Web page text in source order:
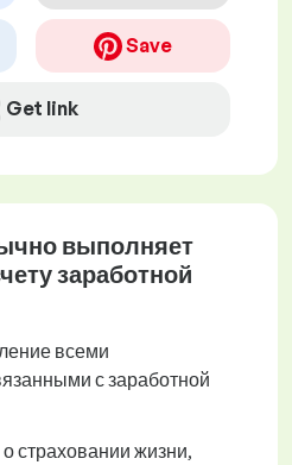
Save
Get link
выполняет
заработной
всеми
с заработной
страховании жизни,